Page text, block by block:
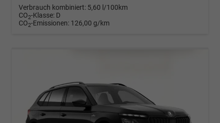
Verbrauch kombiniert: 5,60 l/100km
CO2-Klasse: D
CO2-Emissionen: 126,00 g/km